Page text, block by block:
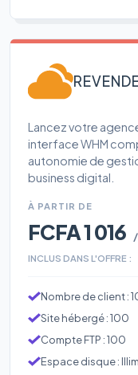
Lancez votre
interface WHM
autonomie de
business digital.
À PARTIR DE
FCFA 1 016
INCLUS DANS L'OFFRE :
Nombre de client :
Site hébergé : 100
Compte FTP : 100
Espace disque :